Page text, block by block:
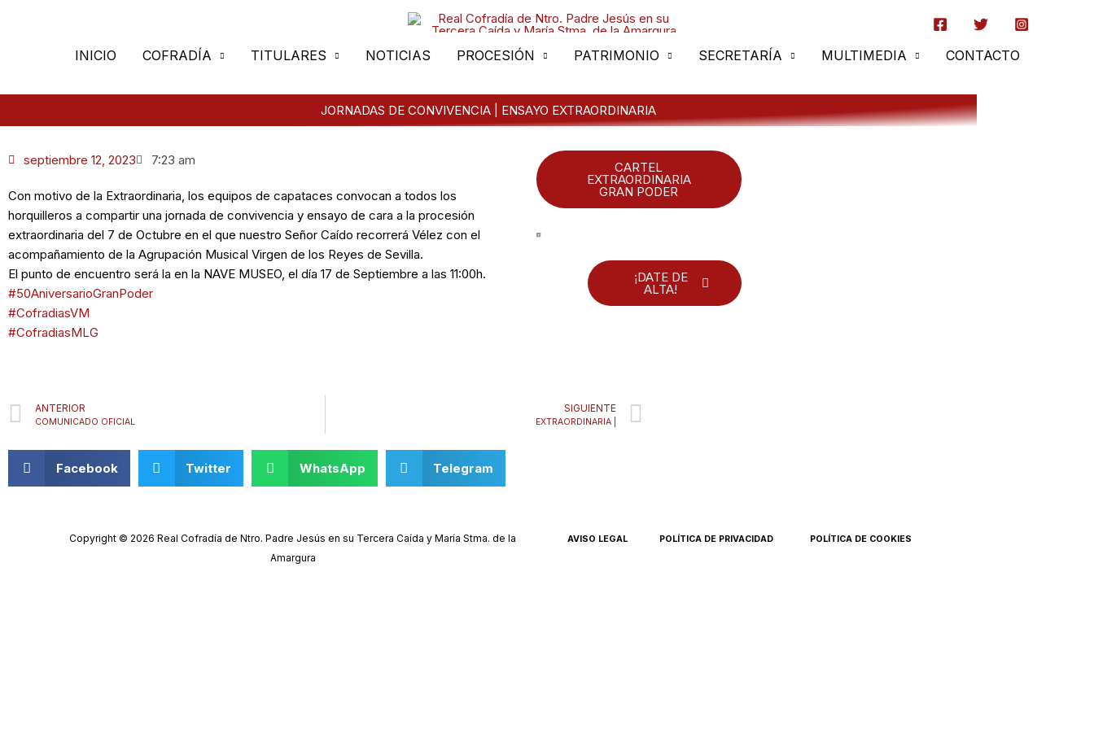
INICIO COFRADÍA TITULARES NOTICIAS PROCESIÓN PATRIMONIO SECRETARÍA MULTIMEDIA CONTACTO
JORNADAS DE CONVIVENCIA | ENSAYO EXTRAORDINARIA
septiembre 12, 2023 7:23 am
Con motivo de la Extraordinaria, los equipos de capataces convocan a todos los
horquilleros a compartir una jornada de convivencia y ensayo de cara a la procesión
extraordinaria del 7 de Octubre en el que nuestro Señor Caído recorrerá Vélez con el
acompañamiento de la Agrupación Musical Virgen de los Reyes de Sevilla.
El punto de encuentro será la en la NAVE MUSEO, el día 17 de Septiembre a las 11:00h.
#50AniversarioGranPoder
#CofradiasVM
#CofradiasMLG
CARTEL
EXTRAORDINARIA
GRAN PODER
¡DATE DE
ALTA!
Prev
ANTERIOR
COMUNICADO OFICIAL
SIGUIENTE
EXTRAORDINARIA |
Facebook Twitter WhatsApp Telegram
Copyright © 2026 Real Cofradía de Ntro. Padre Jesús en su Tercera Caída y María Stma. de la
Amargura
AVISO LEGAL POLÍTICA DE PRIVACIDAD POLÍTICA DE COOKIES